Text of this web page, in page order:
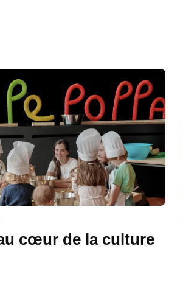
cœur de la culture